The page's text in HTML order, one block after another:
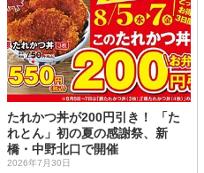
たれかつ丼が200円引き！ 「た
れとん」初の夏の感謝祭、新
橋・中野北口で開催
2026年7月30日